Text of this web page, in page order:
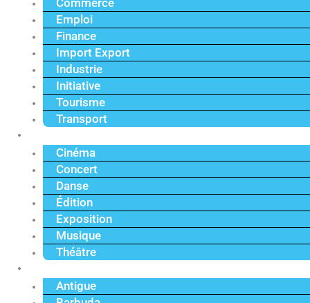
Commerce
Emploi
Finance
Import Export
Industrie
Initiative
Tourisme
Transport
Cinéma
Concert
Danse
Édition
Exposition
Musique
Théâtre
Antigue